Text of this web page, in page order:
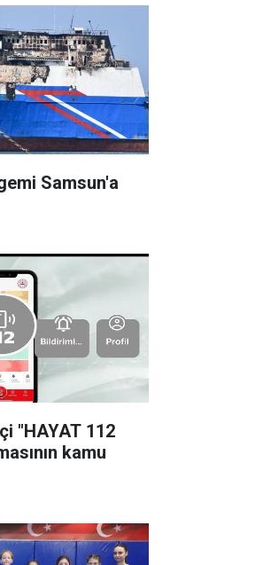
Samsun'a
"HAYAT 112
kamu